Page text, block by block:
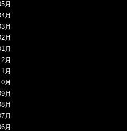
月
月
月
月
月
月
月
月
月
月
月
月